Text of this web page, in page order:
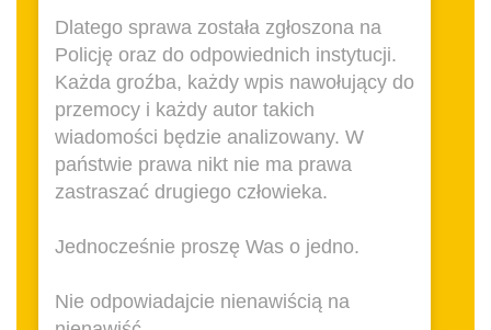
Dlatego sprawa została zgłoszona na
Policję oraz do odpowiednich instytucji.
Każda groźba, każdy wpis nawołujący do
przemocy i każdy autor takich
wiadomości będzie analizowany. W
państwie prawa nikt nie ma prawa
zastraszać drugiego człowieka.
Jednocześnie proszę Was o jedno.
Nie odpowiadajcie nienawiścią na